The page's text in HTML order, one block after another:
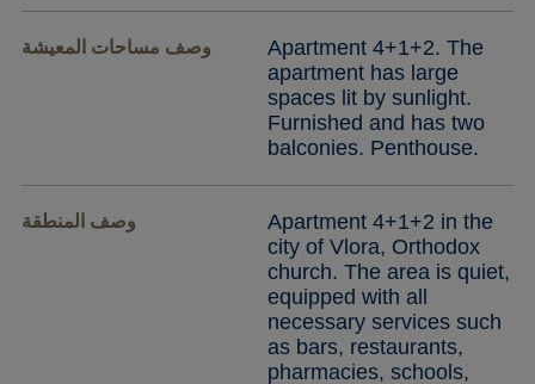
وصف مساحات المعيشة
Apartment 4+1+2. The
apartment has large
spaces lit by sunlight.
Furnished and has two
balconies. Penthouse.
وصف المنطقة
Apartment 4+1+2 in the
city of Vlora, Orthodox
church. The area is quiet,
equipped with all
necessary services such
as bars, restaurants,
pharmacies, schools,